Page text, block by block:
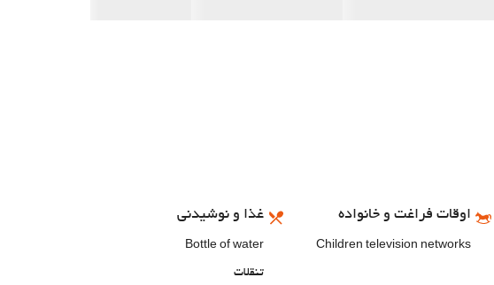
اوقات فراغت و خانواده
Children television networks
غذا و نوشیدنی
Bottle of water
تنقلات